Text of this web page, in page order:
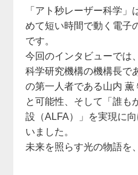
「アト秒レーザー科学
めて短い時間で動く電子
です。
今回のインタビューでは
科学研究機構の機構長で
の第一人者である山内 薫
と可能性、そして「誰も
設（ALFA）」を実現に
いました。
未来を照らす光の物語を